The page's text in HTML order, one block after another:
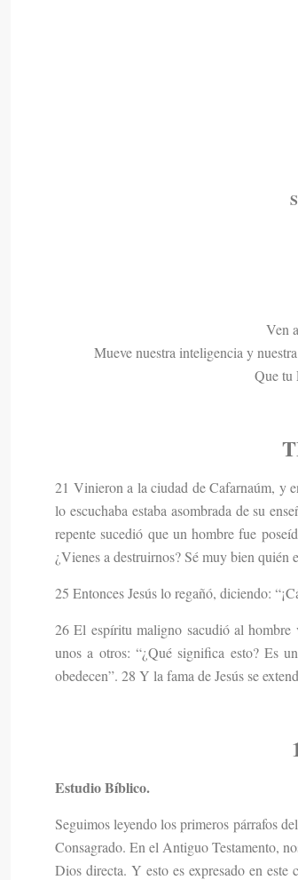
Ven
Mueve nuestra inteligencia y
Que tu
21 Vinieron a la ciudad de Cafarnaúm, y
lo escuchaba estaba asombrada de su
repente sucedió que un hombre fue
¿Vienes a destruirnos? Sé muy bien quién
25 Entonces Jesús lo regañó, diciendo:
26 El espíritu maligno sacudió al
unos a otros: “¿Qué significa esto? Es
obedecen”. 28 Y la fama de Jesús se
Estudio Bíblico.
Seguimos leyendo los primeros párrafos
Consagrado. En el Antiguo Testamento,
Dios directa. Y esto es expresado en